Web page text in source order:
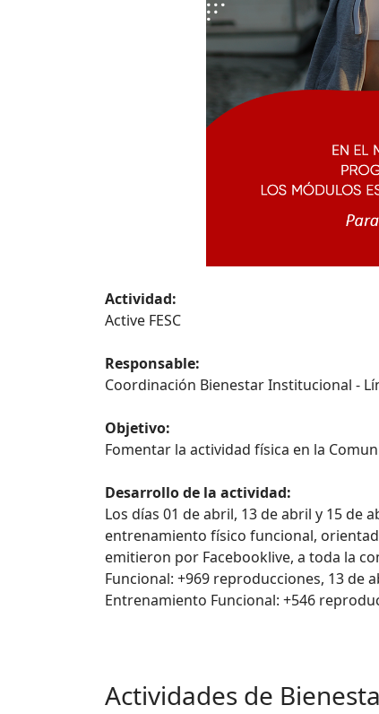
Actividad:
Active FESC
Responsable:
Coordinación Bienestar Institucional -
Objetivo:
Fomentar la actividad física en la
Desarrollo de la actividad:
Los días 01 de abril, 13 de abril y 15 de
entrenamiento físico funcional,
emitieron por Facebooklive, a toda la
Funcional: +969 reproducciones, 13 de
Entrenamiento Funcional: +546
Actividades de